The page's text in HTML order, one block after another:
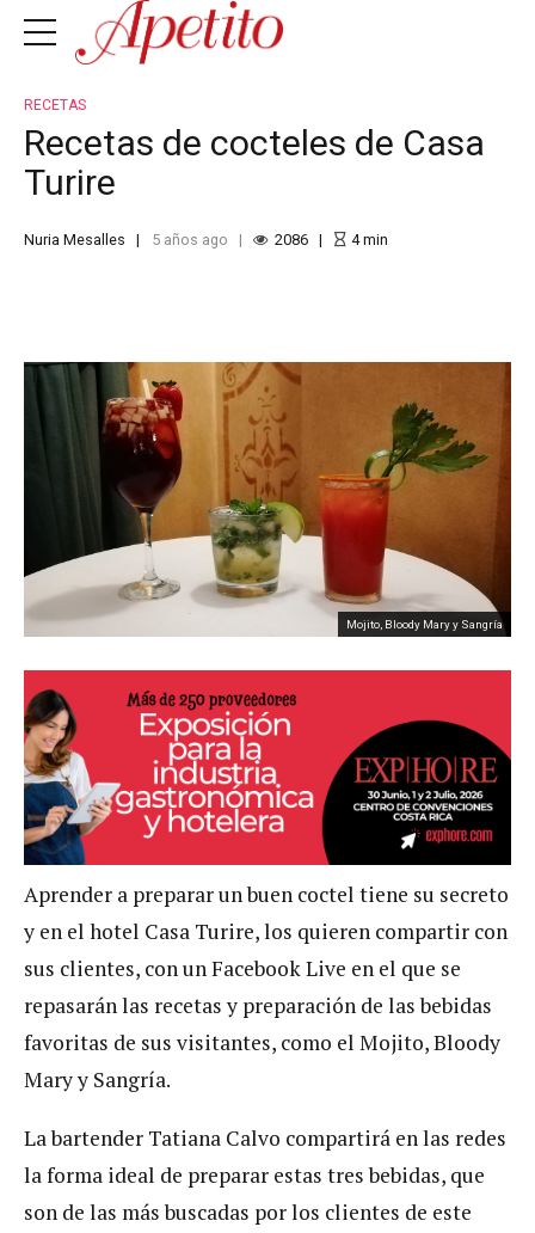
RECETAS
Recetas de cocteles de Casa
Turire
Nuria Mesalles 5 años ago 2086 4min
Mojito, Bloody Mary y Sangría
Aprender a preparar un buen coctel tiene su secreto
y en el hotel Casa Turire, los quieren compartir con
sus clientes, con un Facebook Live en el que se
repasarán las recetas y preparación de las bebidas
favoritas de sus visitantes, como el Mojito, Bloody
Mary y Sangría.
La bartender Tatiana Calvo compartirá en las redes
la forma ideal de preparar estas tres bebidas, que
son de las más buscadas por los clientes de este